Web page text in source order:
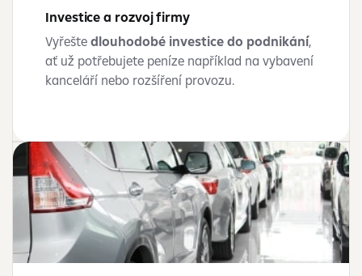
Investice a rozvoj firmy
Vyřešte dlouhodobé investice do podnikání,
ať už potřebujete peníze například na vybavení
kanceláří nebo rozšíření provozu.